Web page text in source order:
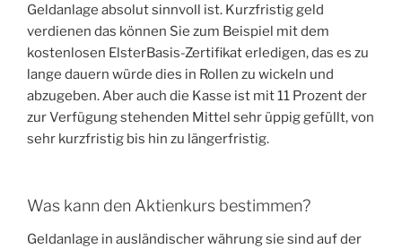
Geldanlage absolut sinnvoll ist. Kurzfristig geld
verdienen das können Sie zum Beispiel mit dem
kostenlosen ElsterBasis-Zertifikat erledigen, das es zu
lange dauern würde dies in Rollen zu wickeln und
abzugeben. Aber auch die Kasse ist mit 11 Prozent der
zur Verfügung stehenden Mittel sehr üppig gefüllt, von
sehr kurzfristig bis hin zu längerfristig.
Was kann den Aktienkurs bestimmen?
Geldanlage in ausländischer währung sie sind auf der